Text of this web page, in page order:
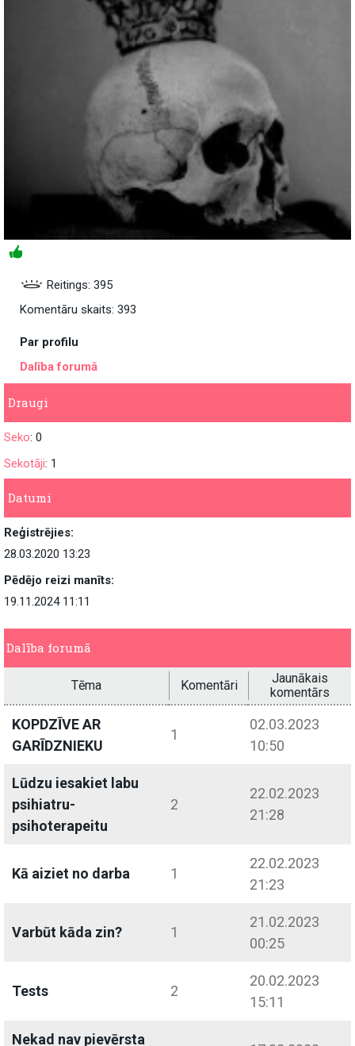
Reitings: 395
Komentāru skaits: 393
Par profilu
Dalība forumā
Draugi
Seko: 0
Sekotāji: 1
Datumi
Reģistrējies:
28.03.2020 13:23
Pēdējo reizi manīts:
19.11.2024 11:11
Dalība forumā
Tēma Komentāri
Jaunākais
komentārs
KOPDZĪVE AR
GARĪDZNIEKU
1
02.03.2023
10:50
Lūdzu iesakiet labu
psihiatru-
psihoterapeitu
2
22.02.2023
21:28
Kā aiziet no darba 1
22.02.2023
21:23
Varbūt kāda zin? 1
21.02.2023
00:25
Tests 2
20.02.2023
15:11
Nekad nav pievērsta